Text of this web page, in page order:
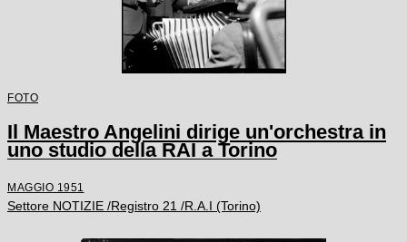
FOTO
Il Maestro Angelini dirige un'orchestra in
uno studio della RAI a Torino
MAGGIO 1951
Settore NOTIZIE /Registro 21 /R.A.I (Torino)